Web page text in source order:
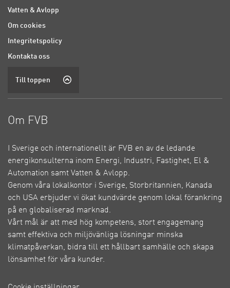
Vatten & Avlopp
Om cookies
Integritetspolicy
Kontakta oss
Till toppen
Om FVB
I Sverige och internationellt är FVB en av de ledande
energikonsulterna inom Energi, Industri, Fastighet, El &
Automation samt Vatten & Avlopp.
Genom våra lokalkontor i Sverige, Storbritannien, Kanada
och USA erbjuder vi ökat kundvärde genom lokal förankring
på en globaliserad marknad.
Vårt mål är att med hög kompetens, stort engagemang
samt effektiva och miljövänliga lösningar minska
klimatpåverkan, bidra till ett hållbart samhälle och skapa
lönsamhet för våra kunder.